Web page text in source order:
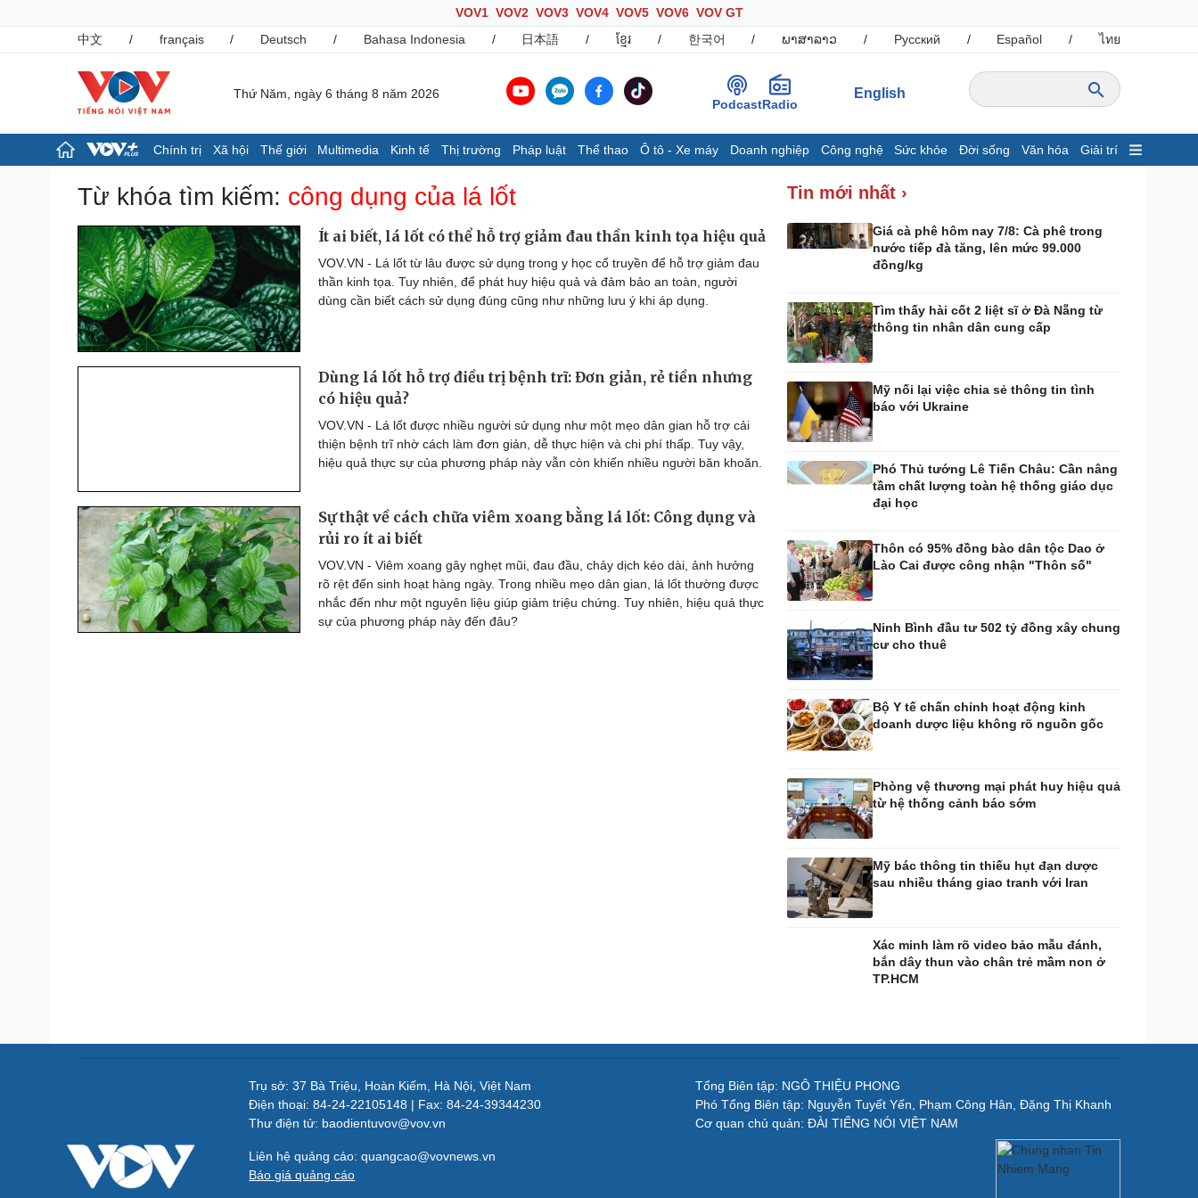
VOV1 VOV2 VOV3 VOV4 VOV5 VOV6 VOV GT
中文
/ français / Deutsch / Bahasa Indonesia / 日本語 / ខ្មែរ / 한국어 / ພາສາລາວ / Русский / Español / ไทย
Thứ Năm, ngày 6 tháng 8 năm 2026
PodcastRadio
English
Chính trị Xã hội Thế giới Multimedia Kinh tế Thị trường Pháp luật Thể thao Ô tô - Xe máy Doanh nghiệp Công nghệ Sức khỏe Đời sống Văn hóa Giải trí
Chính trị
Tổ chức nhân sự
Quốc hội
Nhận diện sự thật
Giáo dục
Dự báo thời tiết
Dấu ấn VOV
Việc làm
Biển đảo
Thế giới
Cuộc sống đó đây
Video
Infographic
Kinh tế
Khởi nghiệp
Tiêu dùng
Tỷ giá
Pháp luật
Thể thao
Bóng đá quốc tế
Bóng đá Việt Nam
Lịch thi đấu bóng đá
Hậu trường
Xe máy
Doanh nghiệp 24h
Công nghệ
Sành điệu
Trải nghiệm
Chuyển đổi số
Sức khỏe
Sản phụ khoa
Phòng mạch online
Ăn sạch sống khỏe
Đời sống
Nhà đẹp
Tình yêu - Gia đình
Blog
Văn hóa
Sân khấu - Điện ảnh
Văn học
Âm nhạc
Di sản
Giải trí
Thời trang
Sao Việt
Du lịch
Săn Tour
check-in
Vũ khí
Việt Nam
Phân tích
Từ khóa tìm kiếm: công dụng của lá lốt
Ít ai biết, lá lốt có thể hỗ trợ giảm đau thần kinh tọa hiệu quả
VOV.VN - Lá lốt từ lâu được sử dụng trong y học cổ truyền để hỗ trợ giảm đau
thần kinh tọa. Tuy nhiên, để phát huy hiệu quả và đảm bảo an toàn, người
dùng cần biết cách sử dụng đúng cũng như những lưu ý khi áp dụng.
Dùng lá lốt hỗ trợ điều trị bệnh trĩ: Đơn giản, rẻ tiền nhưng
có hiệu quả?
VOV.VN - Lá lốt được nhiều người sử dụng như một mẹo dân gian hỗ trợ cải
thiện bệnh trĩ nhờ cách làm đơn giản, dễ thực hiện và chi phí thấp. Tuy vậy,
hiệu quả thực sự của phương pháp này vẫn còn khiến nhiều người băn khoăn.
Sự thật về cách chữa viêm xoang bằng lá lốt: Công dụng và
rủi ro ít ai biết
VOV.VN - Viêm xoang gây nghẹt mũi, đau đầu, chảy dịch kéo dài, ảnh hưởng
rõ rệt đến sinh hoạt hàng ngày. Trong nhiều mẹo dân gian, lá lốt thường được
nhắc đến như một nguyên liệu giúp giảm triệu chứng. Tuy nhiên, hiệu quả thực
sự của phương pháp này đến đâu?
Tin mới nhất ›
Giá cà phê hôm nay 7/8: Cà phê trong
nước tiếp đà tăng, lên mức 99.000
đồng/kg
Tìm thấy hài cốt 2 liệt sĩ ở Đà Nẵng từ
thông tin nhân dân cung cấp
Mỹ nối lại việc chia sẻ thông tin tình
báo với Ukraine
Phó Thủ tướng Lê Tiến Châu: Cần nâng
tầm chất lượng toàn hệ thống giáo dục
đại học
Thôn có 95% đồng bào dân tộc Dao ở
Lào Cai được công nhận "Thôn số"
Ninh Bình đầu tư 502 tỷ đồng xây chung
cư cho thuê
Bộ Y tế chấn chỉnh hoạt động kinh
doanh dược liệu không rõ nguồn gốc
Phòng vệ thương mại phát huy hiệu quả
từ hệ thống cảnh báo sớm
Mỹ bác thông tin thiếu hụt đạn dược
sau nhiều tháng giao tranh với Iran
Xác minh làm rõ video bảo mẫu đánh,
bắn dây thun vào chân trẻ mầm non ở
TP.HCM
Trụ sở: 37 Bà Triệu, Hoàn Kiếm, Hà Nội, Việt Nam
Điện thoại: 84-24-22105148 | Fax: 84-24-39344230
Thư điện tử: baodientuvov@vov.vn
Liên hệ quảng cáo: quangcao@vovnews.vn
Báo giá quảng cáo
Tổng Biên tập: NGÔ THIỆU PHONG
Phó Tổng Biên tập: Nguyễn Tuyết Yến, Phạm Công Hân, Đặng Thị Khanh
Cơ quan chủ quản: ĐÀI TIẾNG NÓI VIỆT NAM